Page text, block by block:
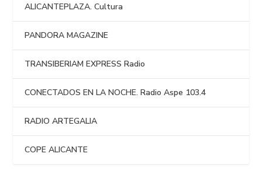
ALICANTEPLAZA. Cultura
PANDORA MAGAZINE
TRANSIBERIAM EXPRESS Radio
CONECTADOS EN LA NOCHE. Radio Aspe 103.4
RADIO ARTEGALIA
COPE ALICANTE